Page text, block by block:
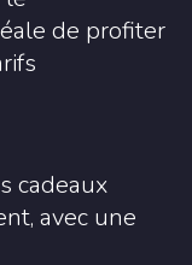
de profiter
cadeaux
avec une